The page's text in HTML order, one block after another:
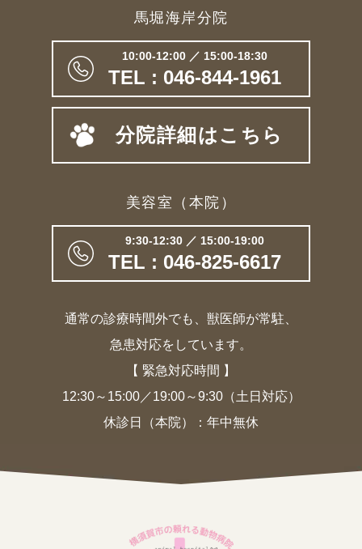
馬堀海岸分院
10:00-12:00 ／ 15:00-18:30
TEL : 046-844-1961
分院詳細はこちら
美容室（本院）
9:30-12:30 ／ 15:00-19:00
TEL : 046-825-6617
通常の診療時間外でも、獣医師が常駐、
急患対応をしています。
【 緊急対応時間 】
12:30～15:00／19:00～9:30（土日対応）
休診日（本院）：年中無休